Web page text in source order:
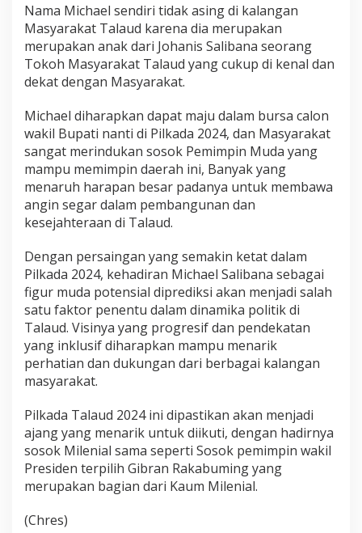
Nama Michael sendiri tidak asing di kalangan
Masyarakat Talaud karena dia merupakan
merupakan anak dari Johanis Salibana seorang
Tokoh Masyarakat Talaud yang cukup di kenal dan
dekat dengan Masyarakat.
Michael diharapkan dapat maju dalam bursa calon
wakil Bupati nanti di Pilkada 2024, dan Masyarakat
sangat merindukan sosok Pemimpin Muda yang
mampu memimpin daerah ini, Banyak yang
menaruh harapan besar padanya untuk membawa
angin segar dalam pembangunan dan
kesejahteraan di Talaud.
Dengan persaingan yang semakin ketat dalam
Pilkada 2024, kehadiran Michael Salibana sebagai
figur muda potensial diprediksi akan menjadi salah
satu faktor penentu dalam dinamika politik di
Talaud. Visinya yang progresif dan pendekatan
yang inklusif diharapkan mampu menarik
perhatian dan dukungan dari berbagai kalangan
masyarakat.
Pilkada Talaud 2024 ini dipastikan akan menjadi
ajang yang menarik untuk diikuti, dengan hadirnya
sosok Milenial sama seperti Sosok pemimpin wakil
Presiden terpilih Gibran Rakabuming yang
merupakan bagian dari Kaum Milenial.
(Chres)